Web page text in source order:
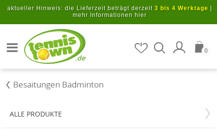
Zum Hauptinhalt springen
aktueller Hinweis: die Lieferzeit beträgt derzeit 3 bis 4 Werktage
mehr Informationen hier
.de
0
Besaitungen Badminton
ALLE PRODUKTE